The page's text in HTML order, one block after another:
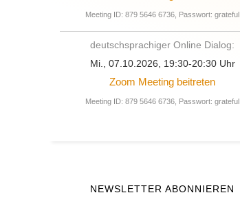
Meeting ID: 879 5646 6736, Passwort: grateful
deutschsprachiger Online Dialog:
Mi., 07.10.2026, 19:30-20:30 Uhr
Zoom Meeting beitreten
Meeting ID: 879 5646 6736, Passwort: grateful
NEWSLETTER ABONNIEREN